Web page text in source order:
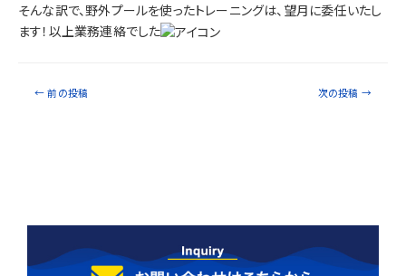
そんな訳で、野外プールを使ったトレーニングは、望月に委任いたし
ます！以上業務連絡でした
← 前の投稿 次の投稿 →